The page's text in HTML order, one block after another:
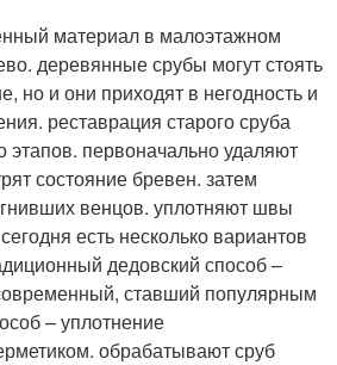
материал в малоэтажном
деревянные срубы могут стоять
но и они приходят в негодность и
реставрация старого сруба
этапов. первоначально удаляют
состояние бревен. затем
венцов. уплотняют швы
есть несколько вариантов
дедовский способ –
ставший популярным
– уплотнение
обрабатывают сруб